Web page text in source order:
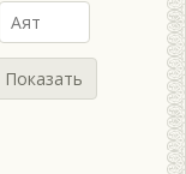
Показать